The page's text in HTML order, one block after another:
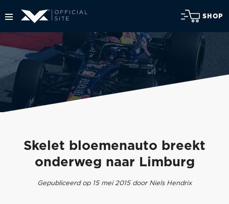
SHOP
Skelet bloemenauto breekt
onderweg naar Limburg
Gepubliceerd op 15 mei 2015 door Niels Hendrix